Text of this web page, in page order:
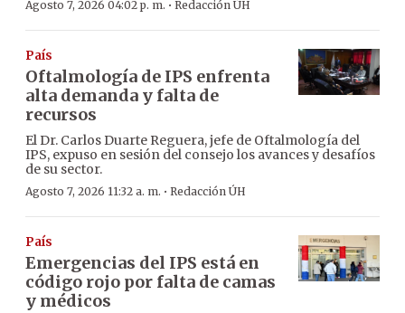
Agosto 7, 2026 04:02 p. m. · Redacción ÚH
País
Oftalmología de IPS enfrenta
alta demanda y falta de
recursos
El Dr. Carlos Duarte Reguera, jefe de Oftalmología del
IPS, expuso en sesión del consejo los avances y desafíos
de su sector.
Agosto 7, 2026 11:32 a. m. · Redacción ÚH
País
Emergencias del IPS está en
código rojo por falta de camas
y médicos